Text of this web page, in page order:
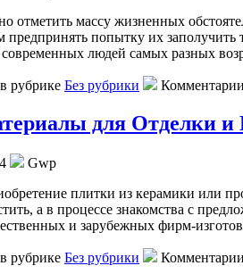
отметить массу жизненных
предпринять попытку их
людей самых разных
рубрике Без рубрики
для Отделки
Gwp
плитки из керамики или
а в процессе знакомства с
и зарубежных фирм-
рубрике Без рубрики